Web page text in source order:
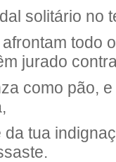
solitário no
todo
jurado
como pão,
tua